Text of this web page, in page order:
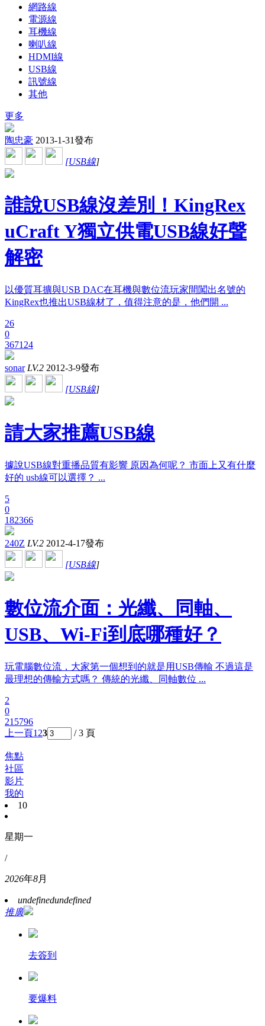
網路線
電源線
耳機線
喇叭線
HDMI線
USB線
訊號線
其他
更多
陶忠豪 2013-1-31發布
[USB線]
誰說USB線沒差別！KingRex
uCraft Y獨立供電USB線好聲
解密
以優質耳擴與USB DAC在耳機與數位流玩家間闖出名號的
KingRex也推出USB線材了，值得注意的是，他們開 ...
26
0
367124
sonar LV.2 2012-3-9發布
[USB線]
請大家推薦USB線
據說USB線對重播品質有影響 原因為何呢？ 市面上又有什麼
好的 usb線可以選擇？ ...
5
0
182366
240Z LV.2 2012-4-17發布
[USB線]
數位流介面：光纖、同軸、
USB、Wi-Fi到底哪種好？
玩電腦數位流，大家第一個想到的就是用USB傳輸 不過這是
最理想的傳輸方式嗎？ 傳統的光纖、同軸數位 ...
2
0
215796
上一頁1 23 / 3 頁
焦點
社區
影片
我的
10
星期一
/
2026年8月
undefinedundefined
推廣
去簽到
要爆料